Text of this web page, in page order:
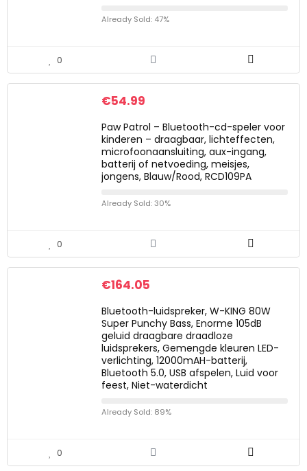
Already Sold: 47%
0
€54.99
Paw Patrol – Bluetooth-cd-speler voor
kinderen – draagbaar, lichteffecten,
microfoonaansluiting, aux-ingang,
batterij of netvoeding, meisjes,
jongens, Blauw/Rood, RCD109PA
Already Sold: 30%
0
€164.05
Bluetooth-luidspreker, W-KING 80W
Super Punchy Bass, Enorme 105dB
geluid draagbare draadloze
luidsprekers, Gemengde kleuren LED-
verlichting, 12000mAH-batterij,
Bluetooth 5.0, USB afspelen, Luid voor
feest, Niet-waterdicht
Already Sold: 89%
0